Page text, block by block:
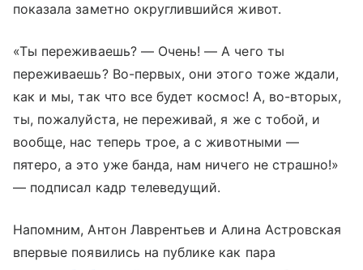
показала заметно округлившийся живот.
«Ты переживаешь? — Очень! — А чего ты
переживаешь? Во-первых, они этого тоже ждали,
как и мы, так что все будет космос! А, во-вторых,
ты, пожалуйста, не переживай, я же с тобой, и
вообще, нас теперь трое, а с животными —
пятеро, а это уже банда, нам ничего не страшно!»
— подписал кадр телеведущий.
Напомним, Антон Лаврентьев и Алина Астровская
впервые появились на публике как пара